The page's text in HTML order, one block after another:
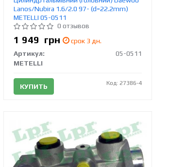
Lanos/Nubira 1.6/2.0 97- (d=22.2mm)
METELLI 05-0511
0 отзывов
1 949 грн
срок 3 дн.
Артикул:
05-0511
METELLI
КУПИТЬ Код: 27386-4